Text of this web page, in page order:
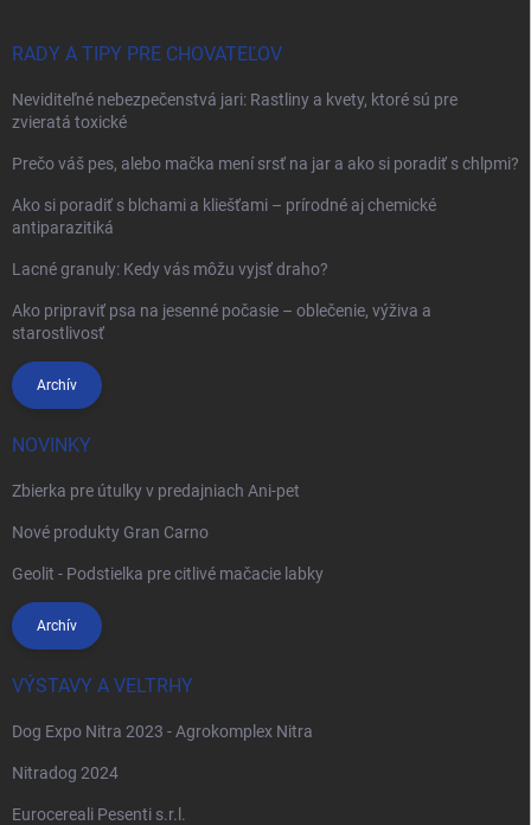
RADY A TIPY PRE CHOVATEĽOV
Neviditeľné nebezpečenstvá jari: Rastliny a kvety, ktoré sú pre
zvieratá toxické
Prečo váš pes, alebo mačka mení srsť na jar a ako si poradiť s chlpmi?
Ako si poradiť s blchami a kliešťami – prírodné aj chemické
antiparazitiká
Lacné granuly: Kedy vás môžu vyjsť draho?
Ako pripraviť psa na jesenné počasie – oblečenie, výživa a
starostlivosť
Archív
NOVINKY
Zbierka pre útulky v predajniach Ani-pet
Nové produkty Gran Carno
Geolit - Podstielka pre citlivé mačacie labky
Archív
VÝSTAVY A VELTRHY
Dog Expo Nitra 2023 - Agrokomplex Nitra
Nitradog 2024
Eurocereali Pesenti s.r.l.